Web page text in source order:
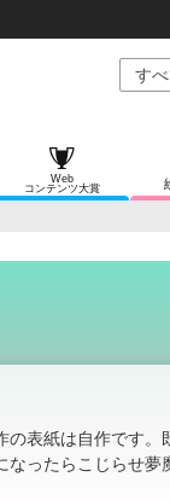
Web
コンテンツ大賞
の表紙は自作です
なったらこじらせ夢